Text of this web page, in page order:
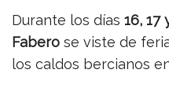
Durante los días 16, 17
Fabero se viste de
los caldos bercianos